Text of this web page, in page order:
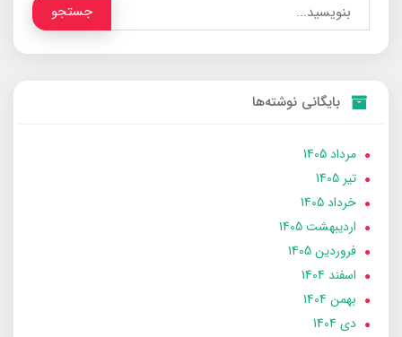
جستجو
بایگانی نوشته‌ها
مرداد 1405
تير 1405
خرداد 1405
ارديبهشت 1405
فروردین 1405
اسفند 1404
بهمن 1404
دی 1404